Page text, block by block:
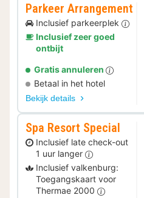
Parkeer Arrangement
Inclusief parkeerplek
Inclusief zeer goed
ontbijt
Gratis annuleren
Betaal in het hotel
Bekijk details
Spa Resort Special
Inclusief late check-out
1 uur langer
Inclusief valkenburg:
Toegangskaart voor
Thermae 2000